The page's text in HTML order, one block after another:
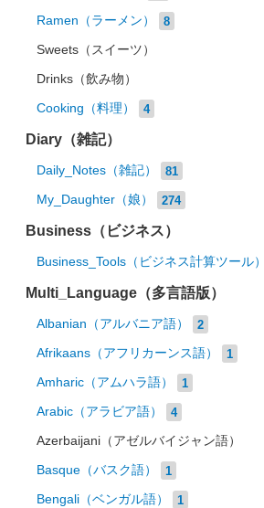
Ramen（ラーメン） 8
Sweets（スイーツ）
Drinks（飲み物）
Cooking（料理） 4
Diary（雑記）
Daily_Notes（雑記） 81
My_Daughter（娘） 274
Business（ビジネス）
Business_Tools（ビジネス計算ツール）
Multi_Language（多言語版）
Albanian（アルバニア語） 2
Afrikaans（アフリカーンス語） 1
Amharic（アムハラ語） 1
Arabic（アラビア語） 4
Azerbaijani（アゼルバイジャン語）
Basque（バスク語） 1
Bengali（ベンガル語） 1